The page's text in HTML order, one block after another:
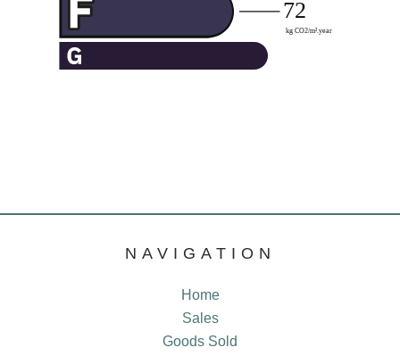
NAVIGATION
Home
Sales
Goods Sold